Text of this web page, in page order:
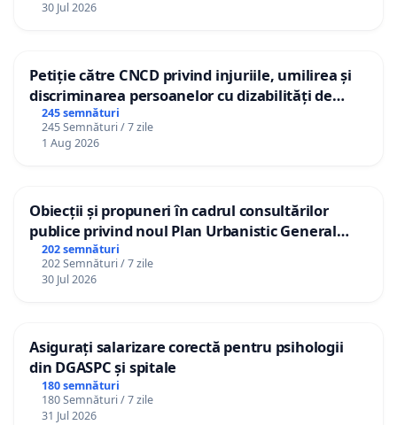
30 Jul 2026
Petiție către CNCD privind injuriile, umilirea și
discriminarea persoanelor cu dizabilități de
către utilizatorul TikTok „Gorici”
245 semnături
245 Semnături / 7 zile
1 Aug 2026
Obiecții și propuneri în cadrul consultărilor
publice privind noul Plan Urbanistic General
(PUG) Ialoveni
202 semnături
202 Semnături / 7 zile
30 Jul 2026
Asigurați salarizare corectă pentru psihologii
din DGASPC și spitale
180 semnături
180 Semnături / 7 zile
31 Jul 2026